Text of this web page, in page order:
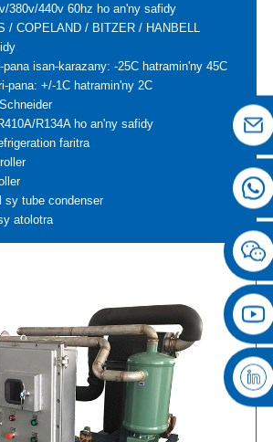
380v/440v 60hz ho an'ny safidy
/ COPELAND / BITZER / HANBELL
isan-karazany: -25C hatramin'ny 45C
pana: +/-1C hatramin'ny 2C
R134A ho an'ny safidy
faritra
sy tube condenser
atolotra